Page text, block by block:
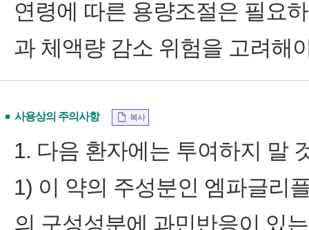
연령에 따른 용량조절은 필요
과 체액량 감소 위험을 고려해
사용상의 주의사항 복사
1. 다음 환자에는 투여하지 말
1) 이 약의 주성분인 엠파글리
의 구성성분에 과민반응이 있